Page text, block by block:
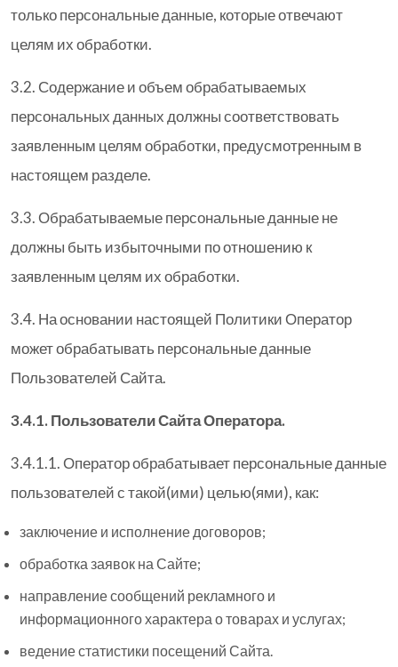
только персональные данные, которые отвечают
целям их обработки.
3.2. Содержание и объем обрабатываемых
персональных данных должны соответствовать
заявленным целям обработки, предусмотренным в
настоящем разделе.
3.3. Обрабатываемые персональные данные не
должны быть избыточными по отношению к
заявленным целям их обработки.
3.4. На основании настоящей Политики Оператор
может обрабатывать персональные данные
Пользователей Сайта.
3.4.1. Пользователи Сайта Оператора.
3.4.1.1. Оператор обрабатывает персональные данные
пользователей с такой(ими) целью(ями), как:
заключение и исполнение договоров;
обработка заявок на Сайте;
направление сообщений рекламного и
информационного характера о товарах и услугах;
ведение статистики посещений Сайта.